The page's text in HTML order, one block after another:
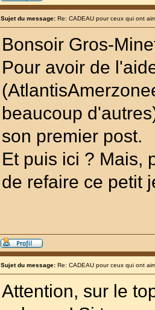
Sujet du message: Re: CADEAU pour ceux qui ont
Bonsoir Gros-
Pour avoir de
beaucoup
son premier post.
Et puis ici ? Mais,
de refaire ce petit
Sujet du message: Re: CADEAU pour ceux qui ont
Attention, sur le